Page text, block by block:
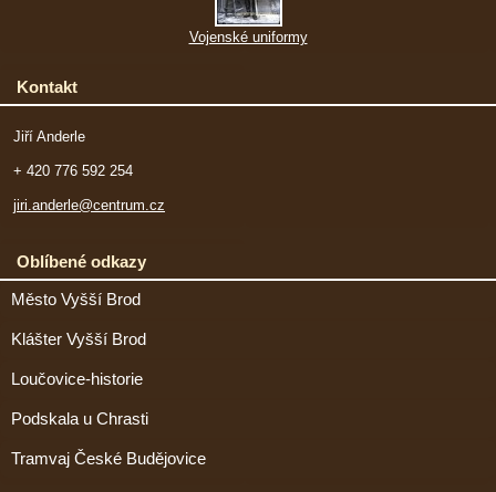
Vojenské uniformy
Kontakt
Jiří Anderle
+ 420 776 592 254
jiri.anderle@centrum.cz
Oblíbené odkazy
Město Vyšší Brod
Klášter Vyšší Brod
Loučovice-historie
Podskala u Chrasti
Tramvaj České Budějovice